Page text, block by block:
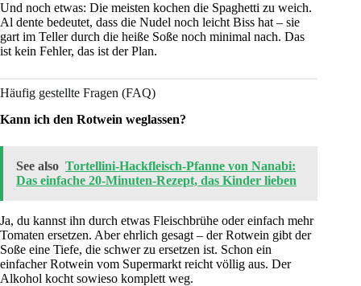
Und noch etwas: Die meisten kochen die Spaghetti zu weich.
Al dente bedeutet, dass die Nudel noch leicht Biss hat – sie
gart im Teller durch die heiße Soße noch minimal nach. Das
ist kein Fehler, das ist der Plan.
Häufig gestellte Fragen (FAQ)
Kann ich den Rotwein weglassen?
See also Tortellini-Hackfleisch-Pfanne von Nanabi:
Das einfache 20-Minuten-Rezept, das Kinder lieben
Ja, du kannst ihn durch etwas Fleischbrühe oder einfach mehr
Tomaten ersetzen. Aber ehrlich gesagt – der Rotwein gibt der
Soße eine Tiefe, die schwer zu ersetzen ist. Schon ein
einfacher Rotwein vom Supermarkt reicht völlig aus. Der
Alkohol kocht sowieso komplett weg.